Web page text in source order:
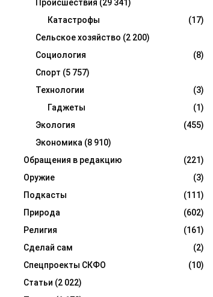
Происшествия (29 341)
Катастрофы
(17)
Сельское хозяйство (2 200)
Социология
(8)
Спорт (5 757)
Технологии
(3)
Гаджеты
(1)
Экология
(455)
Экономика (8 910)
Обращения в редакцию
(221)
Оружие
(3)
Подкасты
(111)
Природа
(602)
Религия
(161)
Сделай сам
(2)
Спецпроекты СКФО
(10)
Статьи (2 022)